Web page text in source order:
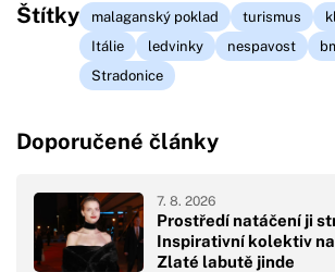
Štítky malaganský poklad turismus
Itálie
ledvinky nespavost
Stradonice
Doporučené články
Prostředí natáčení ji
Inspirativní kolektiv
Zlaté labutě jinde
7. 8. 2026